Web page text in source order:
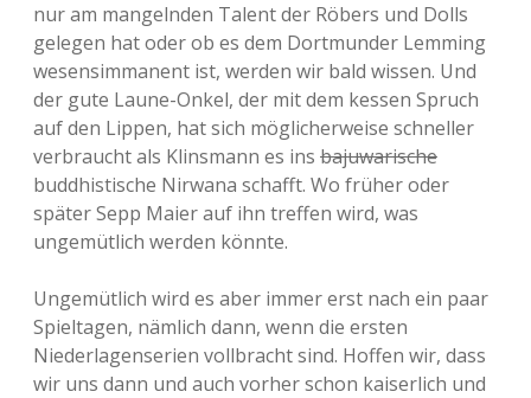
nur am mangelnden Talent der Röbers und Dolls
gelegen hat oder ob es dem Dortmunder Lemming
wesensimmanent ist, werden wir bald wissen. Und
der gute Laune-Onkel, der mit dem kessen Spruch
auf den Lippen, hat sich möglicherweise schneller
verbraucht als Klinsmann es ins bajuwarische
buddhistische Nirwana schafft. Wo früher oder
später Sepp Maier auf ihn treffen wird, was
ungemütlich werden könnte.
Ungemütlich wird es aber immer erst nach ein paar
Spieltagen, nämlich dann, wenn die ersten
Niederlagenserien vollbracht sind. Hoffen wir, dass
wir uns dann und auch vorher schon kaiserlich und